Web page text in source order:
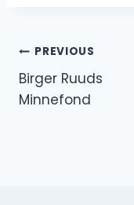
PREVIOUS
Birger Ruuds
Minnefond